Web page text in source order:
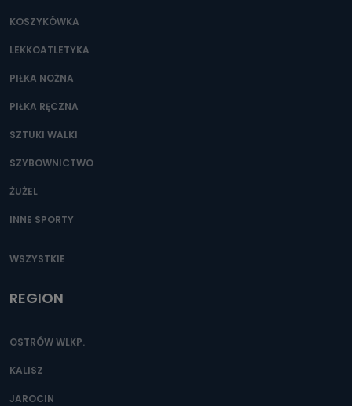
KOSZYKÓWKA
LEKKOATLETYKA
PIŁKA NOŻNA
PIŁKA RĘCZNA
SZTUKI WALKI
SZYBOWNICTWO
ŻUŻEL
INNE SPORTY
WSZYSTKIE
REGION
OSTRÓW WLKP.
KALISZ
JAROCIN